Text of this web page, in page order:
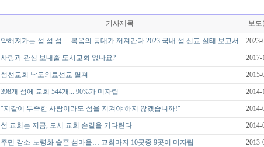
기사제목 보도
약해져가는 섬 섬 섬… 복음의 등대가 꺼져간다 2023 국내 섬 선교 실태 보고서 2023-
사랑과 관심 보내줄 도시교회 없나요? 2017-
섬선교회 낙도의료선교 펼쳐 2015-
398개 섬에 교회 544개... 90%가 미자립 2014-
"저같이 부족한 사람이라도 섬을 지켜야 하지 않겠습니까!" 2014-
섬 교회는 지금, 도시 교회 손길을 기다린다 2014-
주민 감소·노령화 슬픈 섬마을… 교회마저 10곳중 9곳이 미자립 2013-